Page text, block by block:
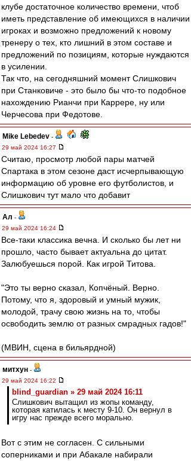
клубе достаточное количество времени, чтоб
иметь представление об имеющихся в наличии
игроках и возможно предложений к новому
тренеру о тех, кто лишний в этом составе и
предложений по позициям, которые нуждаются
в усилении.
Так что, на сегодняшний момент Слишкович
при Станковиче - это было бы что-то подобное
нахождению Рианчи при Каррере, ну или
Черчесова при Федотове.
Mike Lebedev -
29 май 2024 16:27
Считаю, просмотр любой пары матчей
Спартака в этом сезоне даст исчерпывающую
информацию об уровне его футболистов, и
Слишкович тут мало что добавит
Ал -
29 май 2024 16:24
Все-таки классика вечна. И сколько бы лет ни
прошло, часто бывает актуальна до цитат.
Залюбуешься порой. Как игрой Титова.
"Это ты верно сказал, Копчёный. Верно.
Потому, что я, здоровый и умный мужик,
молодой, трачу свою жизнь на то, чтобы
освободить землю от разных смрадных гадов!"
(МВИН, сцена в бильярдной)
митхун -
29 май 2024 16:22
blind_guardian » 29 май 2024 16:11
Слишкович вытащил из жопы команду,
которая катилась к месту 9-10. Он вернул в
игру нас прежде всего морально.
Вот с этим не согласен. С сильными
соперниками и при Абакале набирали